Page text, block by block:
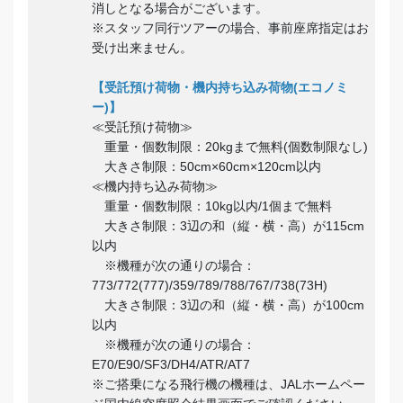
消しとなる場合がございます。
※スタッフ同行ツアーの場合、事前座席指定はお
受け出来ません。
【受託預け荷物・機内持ち込み荷物(エコノミ
ー)】
≪受託預け荷物≫
重量・個数制限：20kgまで無料(個数制限なし)
大きさ制限：50cm×60cm×120cm以内
≪機内持ち込み荷物≫
重量・個数制限：10kg以内/1個まで無料
大きさ制限：3辺の和（縦・横・高）が115cm
以内
※機種が次の通りの場合：
773/772(777)/359/789/788/767/738(73H)
大きさ制限：3辺の和（縦・横・高）が100cm
以内
※機種が次の通りの場合：
E70/E90/SF3/DH4/ATR/AT7
※ご搭乗になる飛行機の機種は、JALホームペー